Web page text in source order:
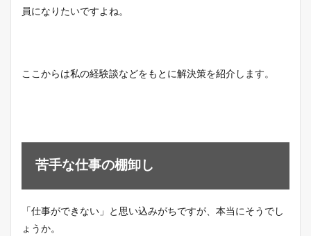
員になりたいですよね。
ここからは私の経験談などをもとに解決策を紹介します。
苦手な仕事の棚卸し
「仕事ができない」と思い込みがちですが、本当にそうでし
ょうか。